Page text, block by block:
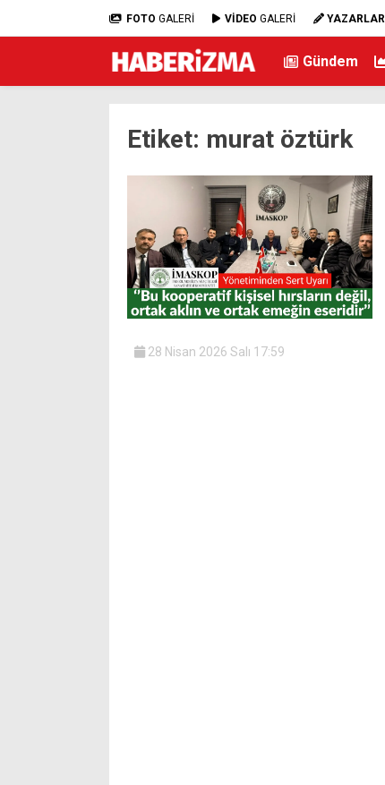
FOTO GALERİ VİDEO GALERİ YAZARLAR
Gündem
Etiket: murat öztürk
28 Nisan 2026 Salı 17:59